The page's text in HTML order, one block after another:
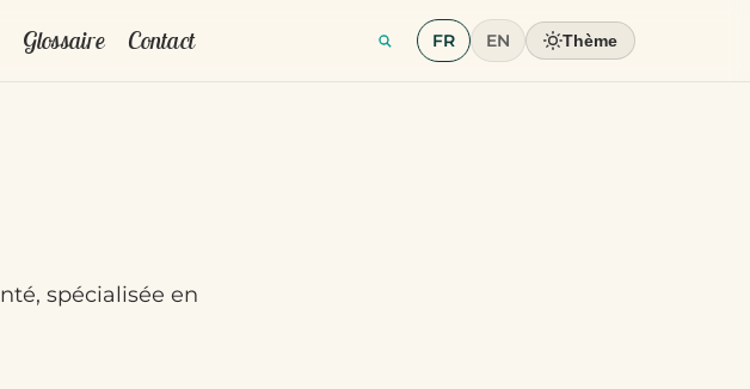
Glossaire Contact FR EN Thème
spécialisée en